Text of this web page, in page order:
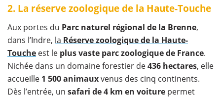
2. La réserve zoologique de la Haute-Touche
Aux portes du Parc naturel régional de la Brenne,
dans l’Indre, la Réserve zoologique de la Haute-
Touche est le plus vaste parc zoologique de France.
Nichée dans un domaine forestier de436 hectares, elle
accueille 1 500 animauxvenus des cinq continents.
Dès l’entrée, un safari de 4 km en voiture permet